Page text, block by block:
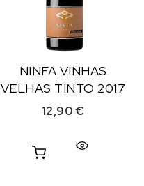
NINFA VINHAS
VELHAS TINTO 2017
12,90€